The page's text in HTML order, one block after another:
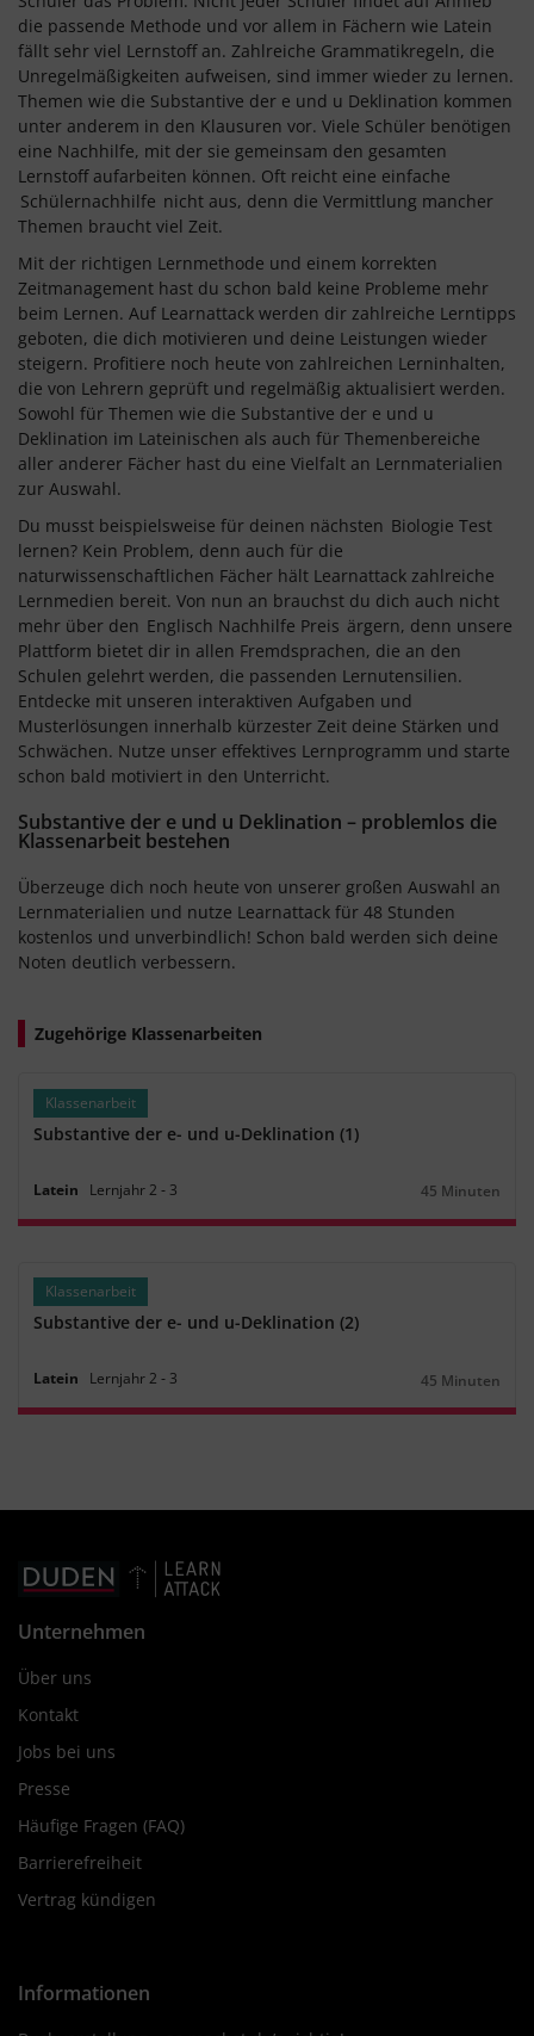
die passende Methode und vor allem in Fächern wie Latein
fällt sehr viel Lernstoff an. Zahlreiche Grammatikregeln, die
Unregelmäßigkeiten aufweisen, sind immer wieder zu lernen.
Themen wie die Substantive der e und u Deklination kommen
unter anderem in den Klausuren vor. Viele Schüler benötigen
eine Nachhilfe, mit der sie gemeinsam den gesamten
Lernstoff aufarbeiten können. Oft reicht eine einfache
Schülernachhilfe nicht aus, denn die Vermittlung mancher
Themen braucht viel Zeit.
Mit der richtigen Lernmethode und einem korrekten
Zeitmanagement hast du schon bald keine Probleme mehr
beim Lernen. Auf Learnattack werden dir zahlreiche Lerntipps
geboten, die dich motivieren und deine Leistungen wieder
steigern. Profitiere noch heute von zahlreichen Lerninhalten,
die von Lehrern geprüft und regelmäßig aktualisiert werden.
Sowohl für Themen wie die Substantive der e und u
Deklination im Lateinischen als auch für Themenbereiche
aller anderer Fächer hast du eine Vielfalt an Lernmaterialien
zur Auswahl.
Du musst beispielsweise für deinen nächsten Biologie Test
lernen? Kein Problem, denn auch für die
naturwissenschaftlichen Fächer hält Learnattack zahlreiche
Lernmedien bereit. Von nun an brauchst du dich auch nicht
mehr über den Englisch Nachhilfe Preis ärgern, denn unsere
Plattform bietet dir in allen Fremdsprachen, die an den
Schulen gelehrt werden, die passenden Lernutensilien.
Entdecke mit unseren interaktiven Aufgaben und
Musterlösungen innerhalb kürzester Zeit deine Stärken und
Schwächen. Nutze unser effektives Lernprogramm und starte
schon bald motiviert in den Unterricht.
Substantive der e und u Deklination – problemlos die
Klassenarbeit bestehen
Überzeuge dich noch heute von unserer großen Auswahl an
Lernmaterialien und nutze Learnattack für 48 Stunden
kostenlos und unverbindlich! Schon bald werden sich deine
Noten deutlich verbessern.
Zugehörige Klassenarbeiten
Klassenarbeit
Substantive der e- und u-Deklination (1)
Latein Lernjahr2 ‐ 3
Dauer:
45 Minuten
Klassenarbeit
Substantive der e- und u-Deklination (2)
Latein Lernjahr2 ‐ 3
Dauer:
45 Minuten
Unternehmen
Über uns
Kontakt
Jobs bei uns
Presse
Häufige Fragen (FAQ)
Barrierefreiheit
Vertrag kündigen
Informationen